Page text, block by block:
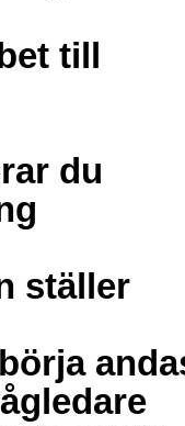
till
du
ställer